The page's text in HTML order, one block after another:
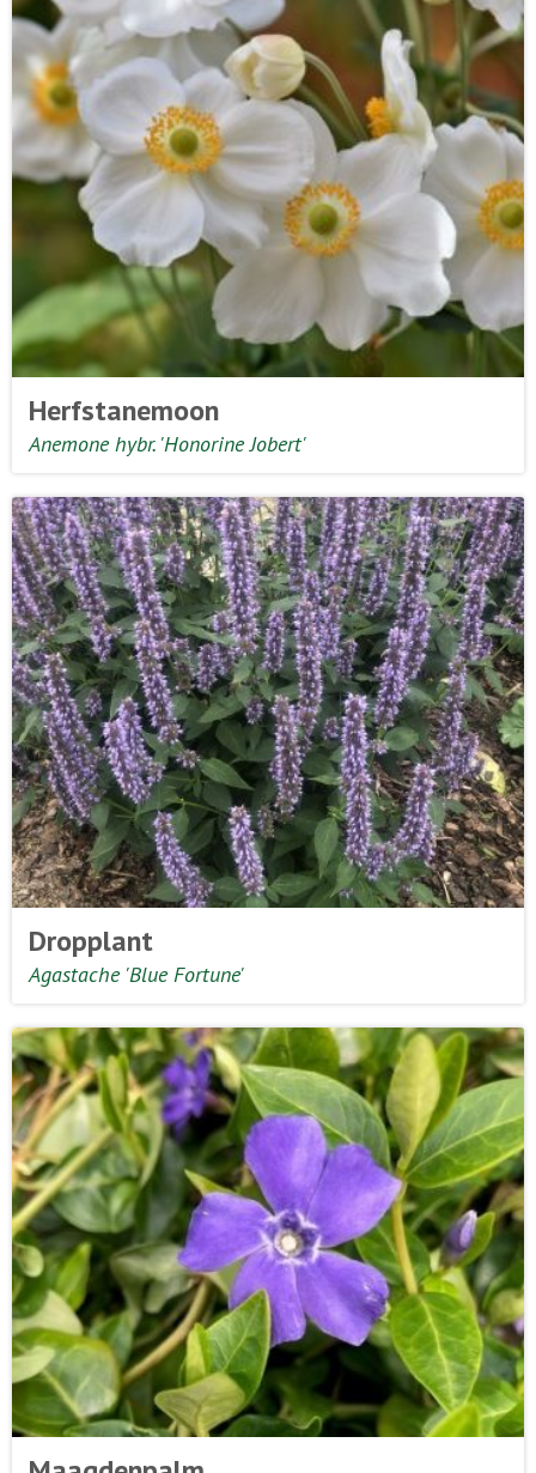
Herfstanemoon
Anemone hybr. 'Honorine Jobert'
Dropplant
Agastache 'Blue Fortune'